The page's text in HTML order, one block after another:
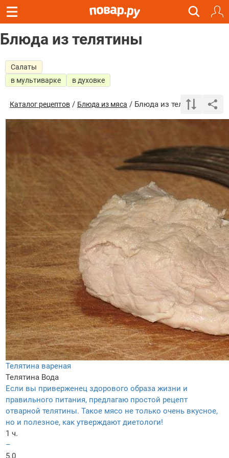
Блюда из телятины
Салаты
в мультиварке
в духовке
Каталог рецептов / Блюда из мяса / Блюда из телятины
Телятина вареная
Телятина Вода
Если вы приверженец здорового образа жизни и
правильного питания, предлагаю простой рецепт
отварной телятины. Такое мясо не только очень вкусное,
но и полезное, как утверждают диетологи!
1 ч.
–
5.0